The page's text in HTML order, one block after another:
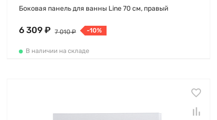
Боковая панель для ванны Line 70 см, правый
6 309 ₽ 7 010 ₽ -10%
В наличии на складе